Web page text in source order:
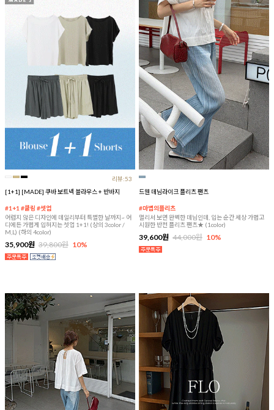
리뷰:53
[1+1] [MADE] 쿠바 보트넥 블라우스 + 반바지
#1+1 #쿨링 #셋업
어렵지 않은 디자인에 데일리부터 특별한 날까지~ 어
디에든 가볍게 입혀지는 셋업 1+1! (상의 3color /
M,L) (하의 4color)
35,900원 39,800원 10%
드웬 데님라이크 플리츠 팬츠
#마법의플리츠
멀리서 보면 완벽한 데님인데, 입는 순간 세상 가볍고
시원한 반전 플리츠 팬츠★ (1color)
39,600원 44,000원 10%